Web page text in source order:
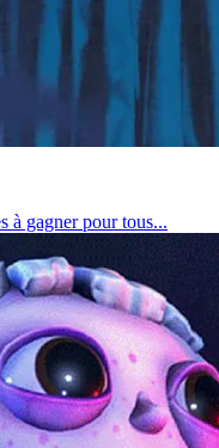
à gagner pour tous...